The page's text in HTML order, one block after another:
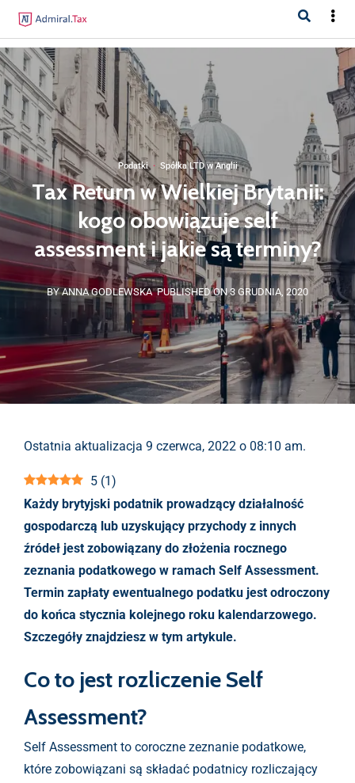
Podatki·Spółka LTD w Anglii
Tax Return w Wielkiej Brytanii:
kogo obowiązuje self
assessment i jakie są terminy?
BY ANNA GODLEWSKA PUBLISHED ON 3 GRUDNIA, 2020
Ostatnia aktualizacja 9 czerwca, 2022 o 08:10 am.
5 (1)
Każdy brytyjski podatnik prowadzący działalność
gospodarczą lub uzyskujący przychody z innych
źródeł jest zobowiązany do złożenia rocznego
zeznania podatkowego w ramach Self Assessment.
Termin zapłaty ewentualnego podatku jest odroczony
do końca stycznia kolejnego roku kalendarzowego.
Szczegóły znajdziesz w tym artykule.
Co to jest rozliczenie Self
Assessment?
Self Assessment to coroczne zeznanie podatkowe,
które zobowiązani są składać podatnicy rozliczający